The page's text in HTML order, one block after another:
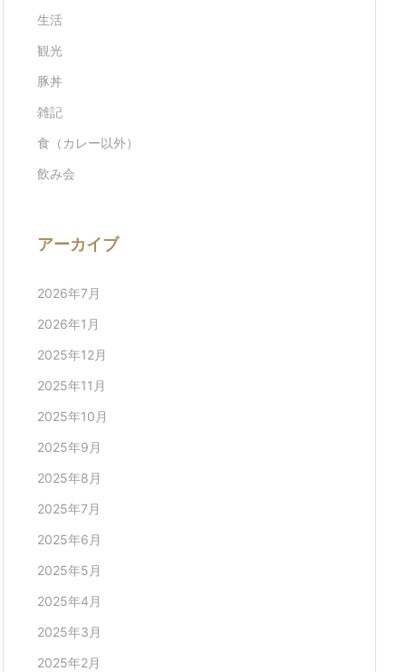
生活
観光
豚丼
雑記
食（カレー以外）
飲み会
アーカイブ
2026年7月
2026年1月
2025年12月
2025年11月
2025年10月
2025年9月
2025年8月
2025年7月
2025年6月
2025年5月
2025年4月
2025年3月
2025年2月